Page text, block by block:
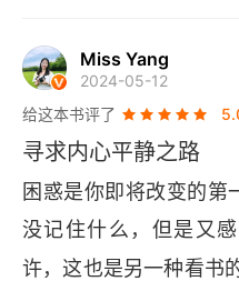
和艰难迫使我们面对自
才是真正宝贵的东西，
光去看这个世界了。”
头一直都有，开始觉得
Miss Yang
2024-05-12
给这本书评了
寻求内心平静之路
困惑是你即将改变的第
没记住什么，但是又
许，这也是另一种看书